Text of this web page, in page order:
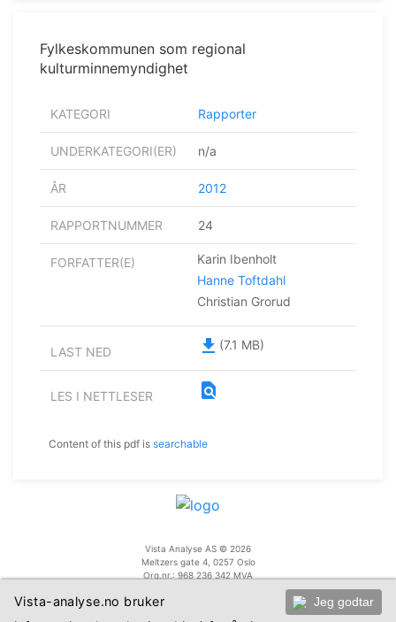
Fylkeskommunen som regional
kulturminnemyndighet
KATEGORI Rapporter
UNDERKATEGORI(ER) n/a
ÅR 2012
RAPPORTNUMMER 24
FORFATTER(E)
Karin Ibenholt
Hanne Toftdahl
Christian Grorud
LAST NED file_download (7.1 MB)
LES I NETTLESER find_in_page
Content of this pdf is searchable
Vista Analyse AS © 2026
Meltzers gate 4, 0257 Oslo
Org.nr.: 968 236 342 MVA
post@vista-analyse.no
Jeg godtar
Vista-analyse.no bruker